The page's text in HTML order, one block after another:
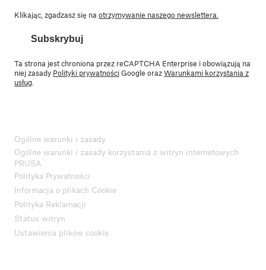
Klikając, zgadzasz się na otrzymywanie naszego newslettera.
Subskrybuj
Ta strona jest chroniona przez reCAPTCHA Enterprise i obowiązują na
niej zasady Polityki prywatnościGoogle orazWarunkami korzystania z
usług
Ogólne warunki i zasady
Ogólne warunki i zasady korzystania z witryn internetowych
PRUSA
Polityka Prywatności
Informacja o plikach Cookie
Polityka Reklamacji
Status witryn
Ustawienia plików cookie